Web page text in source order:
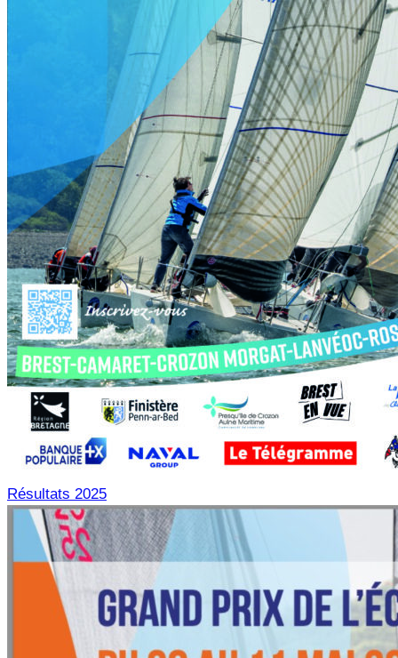
Résultats 2025